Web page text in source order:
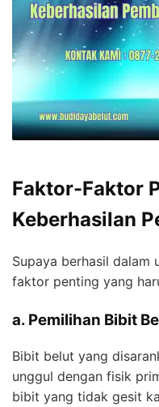
Faktor-Faktor
Keberhasilan
Supaya berhasil dalam
faktor penting yang
a. Pemilihan Bibit
Bibit belut yang
unggul dengan fisik
bibit yang tidak gesit